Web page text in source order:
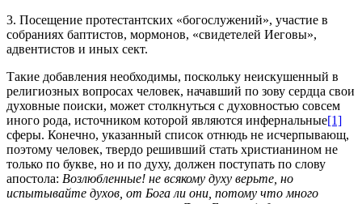
3. Посещение протестантских «богослужений», участие в
собраниях баптистов, мормонов, «свидетелей Иеговы»,
адвентистов и иных сект.
Такие добавления необходимы, поскольку неискушенный в
религиозных вопросах человек, начавший по зову сердца свои
духовные поиски, может столкнуться с духовностью совсем
иного рода, источником которой являются инфернальные[1]
сферы. Конечно, указанный список отнюдь не исчерпывающ,
поэтому человек, твердо решивший стать христианином не
только по букве, но и по духу, должен поступать по слову
апостола: Возлюбленные! не всякому духу верьте, но
испытывайте духов, от Бога ли они, потому что много